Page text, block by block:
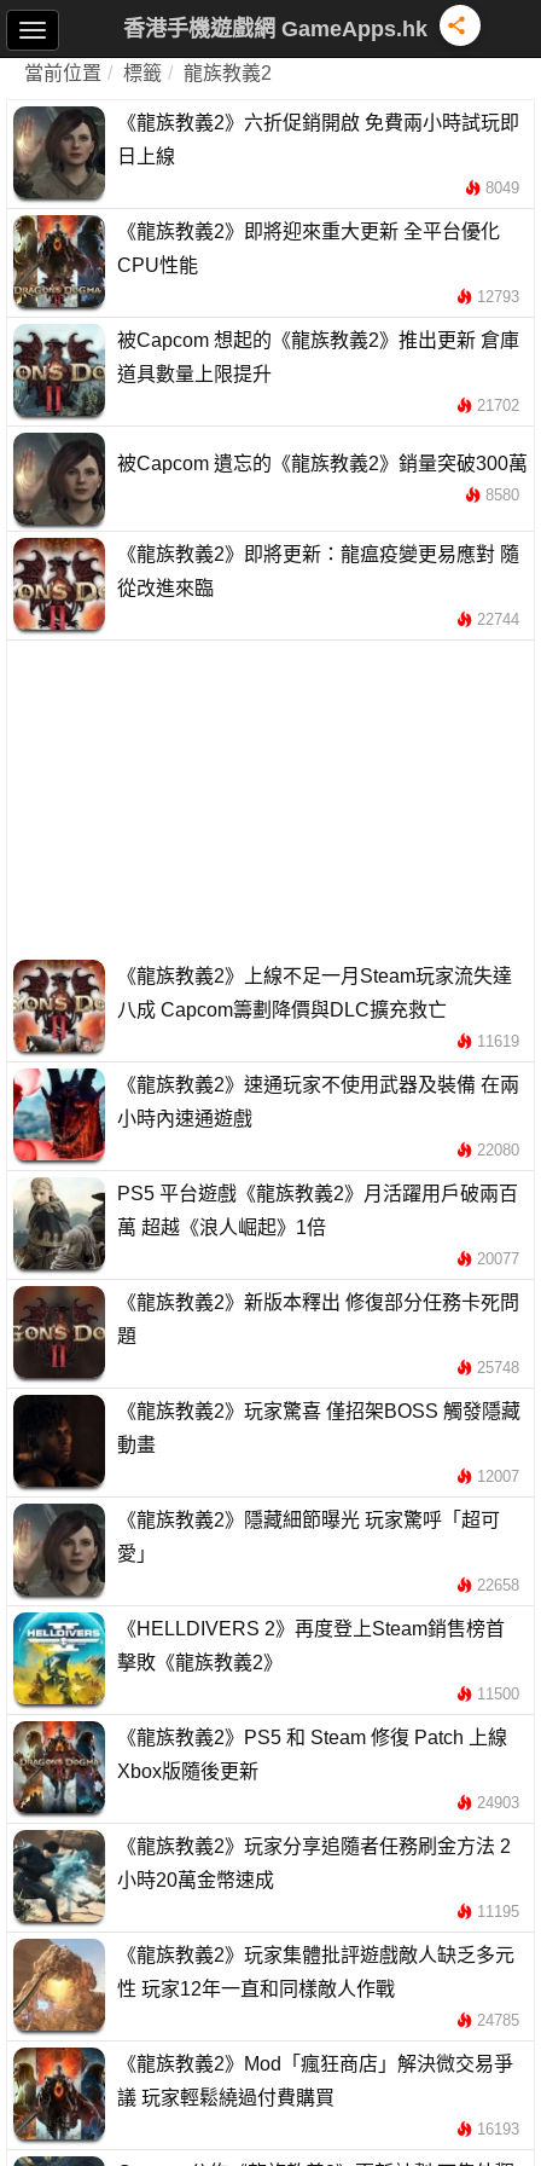
香港手機遊戲網 GameApps.hk
當前位置 標籤 龍族教義2
《龍族教義2》六折促銷開啟 免費兩小時試玩即
日上線
8049
《龍族教義2》即將迎來重大更新 全平台優化
CPU性能
12793
被Capcom 想起的《龍族教義2》推出更新 倉庫
道具數量上限提升
21702
被Capcom 遺忘的《龍族教義2》銷量突破300萬
8580
《龍族教義2》即將更新：龍瘟疫變更易應對 隨
從改進來臨
22744
《龍族教義2》上線不足一月Steam玩家流失達
八成 Capcom籌劃降價與DLC擴充救亡
11619
《龍族教義2》速通玩家不使用武器及裝備 在兩
小時內速通遊戲
22080
PS5 平台遊戲《龍族教義2》月活躍用戶破兩百
萬 超越《浪人崛起》1倍
20077
《龍族教義2》新版本釋出 修復部分任務卡死問
題
25748
《龍族教義2》玩家驚喜 僅招架BOSS 觸發隱藏
動畫
12007
《龍族教義2》隱藏細節曝光 玩家驚呼「超可
愛」
22658
《HELLDIVERS 2》再度登上Steam銷售榜首
擊敗《龍族教義2》
11500
《龍族教義2》PS5 和 Steam 修復 Patch 上線
Xbox版隨後更新
24903
《龍族教義2》玩家分享追隨者任務刷金方法 2
小時20萬金幣速成
11195
《龍族教義2》玩家集體批評遊戲敵人缺乏多元
性 玩家12年一直和同樣敵人作戰
24785
《龍族教義2》Mod「瘋狂商店」解決微交易爭
議 玩家輕鬆繞過付費購買
16193